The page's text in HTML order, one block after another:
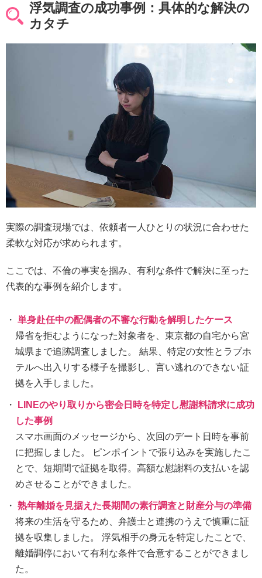
浮気調査の成功事例：具体的な解決の
カタチ
実際の調査現場では、依頼者一人ひとりの状況に合わせた
柔軟な対応が求められます。
ここでは、不倫の事実を掴み、有利な条件で解決に至った
代表的な事例を紹介します。
単身赴任中の配偶者の不審な行動を解明したケース
帰省を拒むようになった対象者を、東京都の自宅から宮
城県まで追跡調査しました。 結果、特定の女性とラブホ
テルへ出入りする様子を撮影し、言い逃れのできない証
拠を入手しました。
LINEのやり取りから密会日時を特定し慰謝料請求に成功
した事例
スマホ画面のメッセージから、次回のデート日時を事前
に把握しました。 ピンポイントで張り込みを実施したこ
とで、短期間で証拠を取得。高額な慰謝料の支払いを認
めさせることができました。
熟年離婚を見据えた長期間の素行調査と財産分与の準備
将来の生活を守るため、弁護士と連携のうえで慎重に証
拠を収集しました。 浮気相手の身元を特定したことで、
離婚調停において有利な条件で合意することができまし
た。